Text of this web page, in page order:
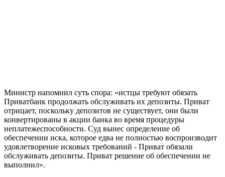
Министр напомнил суть спора: «истцы требуют обязать
Приватбанк продолжать обслуживать их депозиты. Приват
отрицает, поскольку депозитов не существует, они были
конвертированы в акции банка во время процедуры
неплатежеспособности. Суд вынес определение об
обеспечении иска, которое едва не полностью воспроизводит
удовлетворение исковых требований - Приват обязали
обслуживать депозиты. Приват решение об обеспечении не
выполнил».